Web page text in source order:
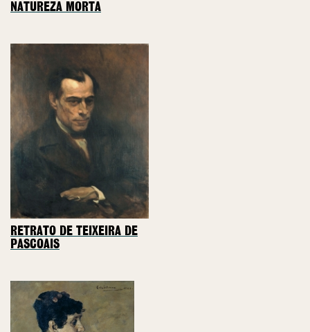
NATUREZA MORTA
RETRATO DE TEIXEIRA DE
PASCOAIS